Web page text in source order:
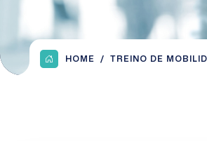
HOME TREINO DE